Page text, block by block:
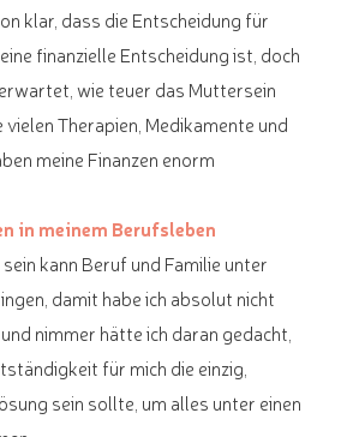
klar, dass die Entscheidung für
finanzielle Entscheidung ist, doch
wie teuer das Muttersein
vielen Therapien, Medikamente und
meine Finanzen enorm
in meinem Berufsleben
kann Beruf und Familie unter
damit habe ich absolut nicht
nimmer hätte ich daran gedacht,
für mich die einzig,
sein sollte, um alles unter einen